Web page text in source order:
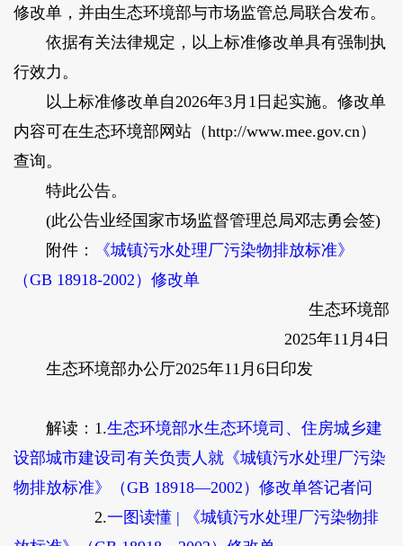
修改单，并由生态环境部与市场监管总局联合发布。
依据有关法律规定，以上标准修改单具有强制执
行效力。
以上标准修改单自2026年3月1日起实施。修改单
内容可在生态环境部网站（http://www.mee.gov.cn）
查询。
特此公告。
(此公告业经国家市场监督管理总局邓志勇会签)
附件：
《城镇污水处理厂污染物排放标准》
（GB 18918-2002）修改单
生态环境部
2025年11月4日
生态环境部办公厅2025年11月6日印发
解读 ：1.生态环境部水生态环境司、住房城乡建
设部城市建设司有关负责人就《城镇污水处理厂污染
物排放标准》（GB 18918—2002）修改单答记者问
2.一图读懂 | 《城镇污水处理厂污染物排